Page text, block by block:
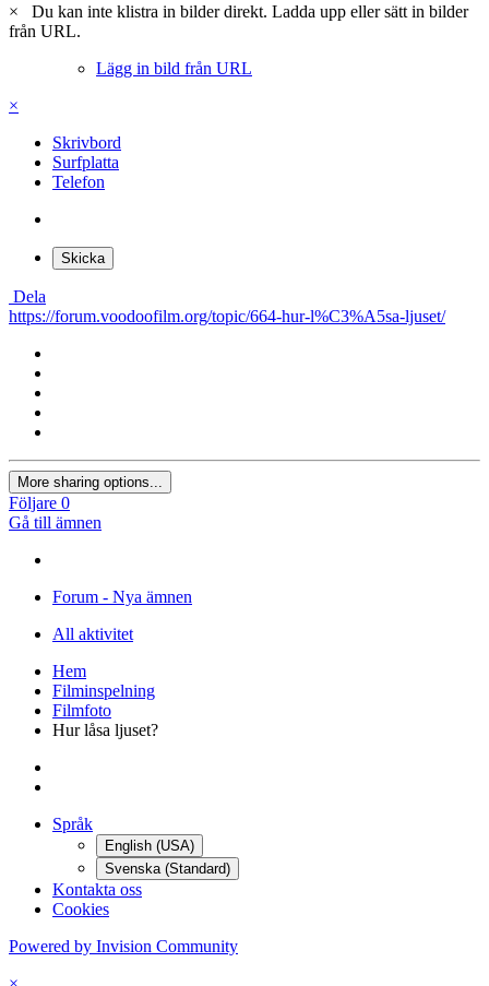
×
Du kan inte klistra in bilder direkt. Ladda upp eller sätt in bilder
från URL.
Lägg in bild från URL
×
Skrivbord
Surfplatta
Telefon
Skicka
Dela
https://forum.voodoofilm.org/topic/664-hur-l%C3%A5sa-ljuset/
More sharing options...
Följare 0
Gå till ämnen
Forum - Nya ämnen
All aktivitet
Hem
Filminspelning
Filmfoto
Hur låsa ljuset?
Språk
English (USA)
Svenska (Standard)
Kontakta oss
Cookies
Powered by Invision Community